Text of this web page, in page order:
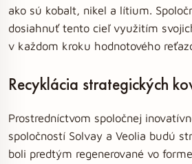
ako sú kobalt, nikel a lítium.
dosiahnuť tento cieľ využitím
v každom kroku hodnotového
Recyklácia strategických
Prostredníctvom spoločnej
spoločností Solvay a Veolia budú
boli predtým regenerované vo